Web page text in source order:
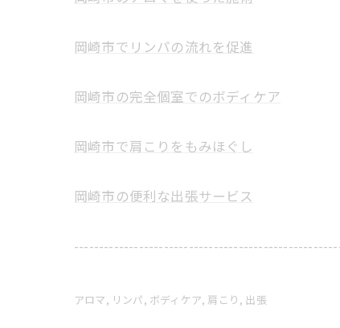
岡崎市でリンパの流れを促進
岡崎市の完全個室でのボディケア
岡崎市で肩こりをもみほぐし
岡崎市の便利な出張サービス
アロマ リンパ ボディケア 肩こり 出張